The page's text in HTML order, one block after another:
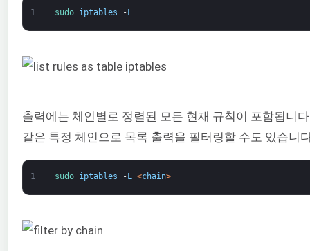
1 sudo iptables -L
출력에는 체인별로 정렬된 모든 현재 규칙이 포함됩니
같은 특정 체인으로 목록 출력을 필터링할 수도 있습니
1 sudo iptables - L <chain>